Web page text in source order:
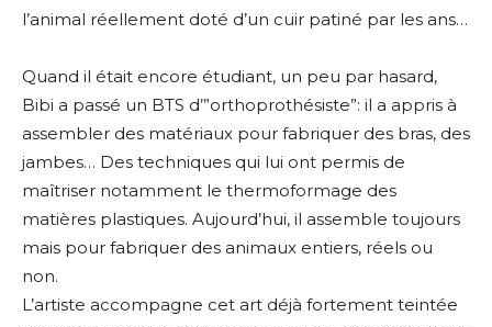
l’animal réellement doté d’un cuir patiné par les ans…
Quand il était encore étudiant, un peu par hasard,
Bibi a passé un BTS d’”orthoprothésiste”: il a appris à
assembler des matériaux pour fabriquer des bras, des
jambes… Des techniques qui lui ont permis de
maîtriser notamment le thermoformage des
matières plastiques. Aujourd’hui, il assemble toujours
mais pour fabriquer des animaux entiers, réels ou
non.
L’artiste accompagne cet art déjà fortement teintée